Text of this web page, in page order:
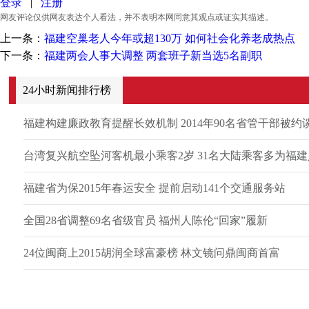
登录 注册
网友评论仅供网友表达个人看法，并不表明本网同意其观点或证实其描述。
上一条： 福建空巢老人今年或超130万 如何社会化养老成热点
下一条： 福建两会人事大调整 两套班子新当选5名副职
24小时新闻排行榜
福建构建廉政教育提醒长效机制 2014年90名省管干部被约
台湾复兴航空坠河客机最小乘客2岁 31名大陆乘客多为福
福建省为保2015年春运安全 提前启动141个交通服务站
全国28省调整69名省级官员 福州人陈伦“回家”履新
24位闽商上2015胡润全球富豪榜 林文镜问鼎闽商首富